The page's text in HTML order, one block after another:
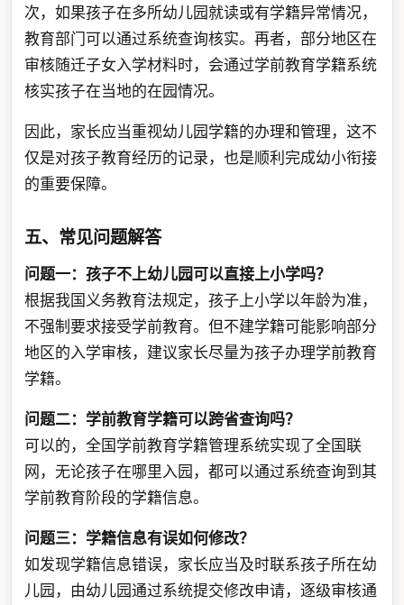
次，如果孩子在多所幼儿园就读或有学籍异常情况，
教育部门可以通过系统查询核实。再者，部分地区在
审核随迁子女入学材料时，会通过学前教育学籍系统
核实孩子在当地的在园情况。
因此，家长应当重视幼儿园学籍的办理和管理，这不
仅是对孩子教育经历的记录，也是顺利完成幼小衔接
的重要保障。
五、常见问题解答
问题一：孩子不上幼儿园可以直接上小学吗？
根据我国义务教育法规定，孩子上小学以年龄为准，
不强制要求接受学前教育。但不建学籍可能影响部分
地区的入学审核，建议家长尽量为孩子办理学前教育
学籍。
问题二：学前教育学籍可以跨省查询吗？
可以的，全国学前教育学籍管理系统实现了全国联
网，无论孩子在哪里入园，都可以通过系统查询到其
学前教育阶段的学籍信息。
问题三：学籍信息有误如何修改？
如发现学籍信息错误，家长应当及时联系孩子所在幼
儿园，由幼儿园通过系统提交修改申请，逐级审核通